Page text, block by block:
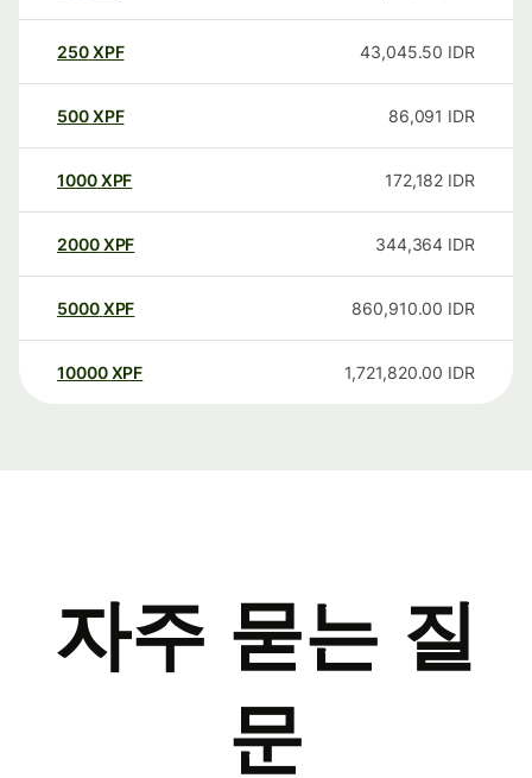
250XPF 43,045.50 IDR
500XPF 86,091 IDR
1000XPF 172,182 IDR
2000XPF 344,364 IDR
5000XPF 860,910.00 IDR
10000 XPF 1,721,820.00 IDR
자주 묻는 질
문